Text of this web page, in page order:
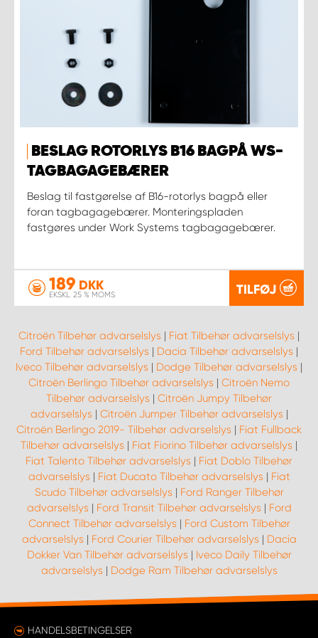
BESLAG ROTORLYS B16 BAGPÅ WS-
TAGBAGAGEBÆRER
Beslag til fastgørelse af B16-rotorlys bagpå eller
foran tagbagagebærer. Monteringspladen
fastgøres under Work Systems tagbagagebærer.
189 DKK
EKSKL. 25 % MOMS TILFØJ
Citroën Tilbehør advarselslys | Fiat Tilbehør advarselslys |
Ford Tilbehør advarselslys | Dacia Tilbehør advarselslys |
Iveco Tilbehør advarselslys | Dodge Tilbehør advarselslys |
Citroën Berlingo Tilbehør advarselslys | Citroën Nemo
Tilbehør advarselslys | Citroën Jumpy Tilbehør
advarselslys | Citroën Jumper Tilbehør advarselslys |
Citroën Berlingo 2019- Tilbehør advarselslys | Fiat Fullback
Tilbehør advarselslys | Fiat Fiorino Tilbehør advarselslys |
Fiat Talento Tilbehør advarselslys | Fiat Doblo Tilbehør
advarselslys | Fiat Ducato Tilbehør advarselslys | Fiat
Scudo Tilbehør advarselslys | Ford Ranger Tilbehør
advarselslys | Ford Transit Tilbehør advarselslys | Ford
Connect Tilbehør advarselslys | Ford Custom Tilbehør
advarselslys | Ford Courier Tilbehør advarselslys | Dacia
Dokker Van Tilbehør advarselslys | Iveco Daily Tilbehør
advarselslys | Dodge Ram Tilbehør advarselslys
HANDELSBETINGELSER